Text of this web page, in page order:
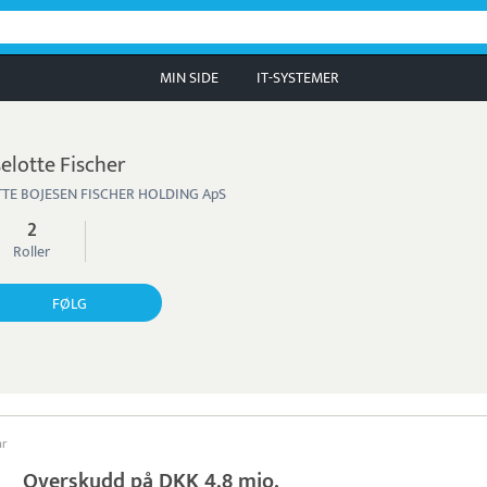
MIN SIDE IT-SYSTEMER
Fischer
BOJESEN FISCHER HOLDING ApS
2
Roller
FØLG